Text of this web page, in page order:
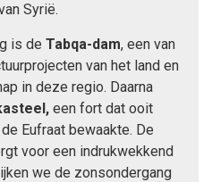
Syrië.
is de Tabqa-dam, een van
van het land en
in deze regio. Daarna
een fort dat ooit
Eufraat bewaakte. De
voor een indrukwekkend
we de zonsondergang